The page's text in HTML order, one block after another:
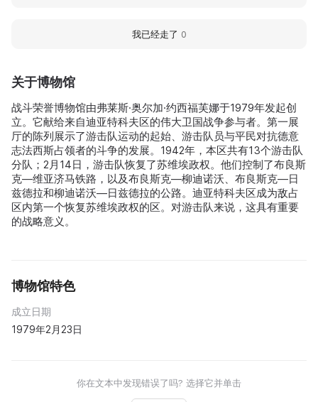
关于博物馆
战斗荣誉博物馆由弗莱斯·奥尔加·约西福芙娜于1979年发起创
立。它献给来自迪亚特科夫区的伟大卫国战争参与者。第一展
厅的陈列展示了游击队运动的起始、游击队员与平民对抗德意
志法西斯占领者的斗争的发展。1942年，本区共有13个游击队
分队；2月14日，游击队恢复了苏维埃政权。他们控制了布良斯
克—维亚济马铁路，以及布良斯克—柳迪诺沃、布良斯克—日
兹德拉和柳迪诺沃—日兹德拉的公路。迪亚特科夫区成为敌占
区内第一个恢复苏维埃政权的区。对游击队来说，这具有重要
的战略意义。
博物馆特色
成立日期
1979年2月23日
你在文本中发现错误了吗? 选择它并单击
我已经走了 0